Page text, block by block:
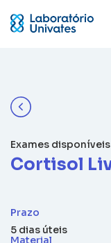
Exames disponíveis
Cortisol
Prazo
5 dias úteis
Material